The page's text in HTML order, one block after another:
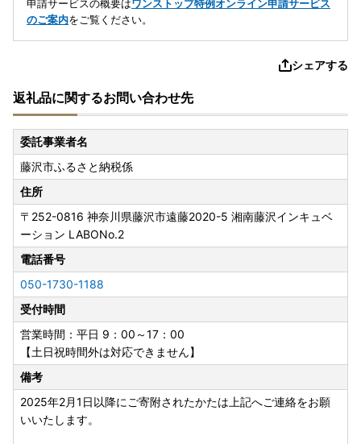
申請サービスの概要はワンストップ特例オンライン申請サービス
のご案内をご覧ください。
シェアする
返礼品に関するお問い合わせ先
委託事業者名
藤沢市ふるさと納税係
住所
〒252-0816 神奈川県藤沢市遠藤2020-5 湘南藤沢インキュベ
ーション LABONo.2
電話番号
050-1730-1188
受付時間
営業時間：平日 9：00～17：00
【土日祝時間外は対応できません】
備考
2025年2月1日以降にご寄附されたかたは上記へご連絡をお願
いいたします。